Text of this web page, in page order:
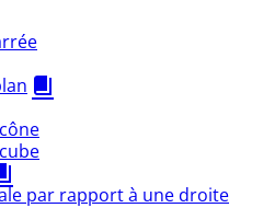
par rapport à une droite